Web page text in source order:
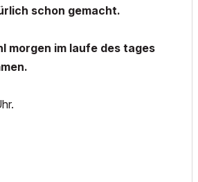
schon gemacht.
morgen im laufe des tages